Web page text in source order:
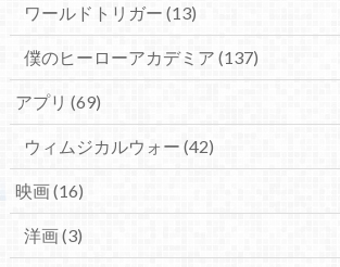
ワールドトリガー (13)
僕のヒーローアカデミア (137)
アプリ (69)
ウィムジカルウォー (42)
映画(16)
洋画(3)